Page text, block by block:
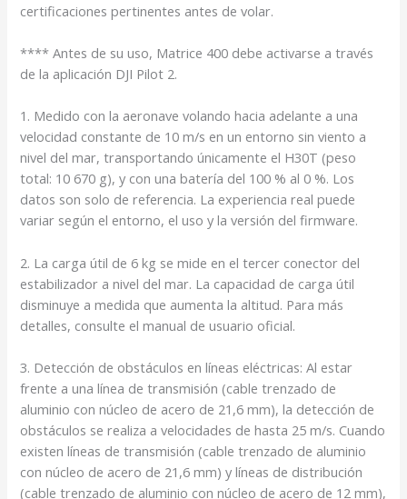
certificaciones pertinentes antes de volar.
**** Antes de su uso, Matrice 400 debe activarse a través
de la aplicación DJI Pilot 2.
1. Medido con la aeronave volando hacia adelante a una
velocidad constante de 10 m/s en un entorno sin viento a
nivel del mar, transportando únicamente el H30T (peso
total: 10 670 g), y con una batería del 100 % al 0 %. Los
datos son solo de referencia. La experiencia real puede
variar según el entorno, el uso y la versión del firmware.
2. La carga útil de 6 kg se mide en el tercer conector del
estabilizador a nivel del mar. La capacidad de carga útil
disminuye a medida que aumenta la altitud. Para más
detalles, consulte el manual de usuario oficial.
3. Detección de obstáculos en líneas eléctricas: Al estar
frente a una línea de transmisión (cable trenzado de
aluminio con núcleo de acero de 21,6 mm), la detección de
obstáculos se realiza a velocidades de hasta 25 m/s. Cuando
existen líneas de transmisión (cable trenzado de aluminio
con núcleo de acero de 21,6 mm) y líneas de distribución
(cable trenzado de aluminio con núcleo de acero de 12 mm),